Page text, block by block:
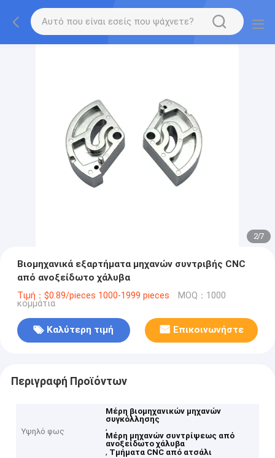
2/7
Βιομηχανικά εξαρτήματα μηχανών συντριβής CNC
από ανοξείδωτο χάλυβα
Τιμή：$0.89/pieces 1000-1999 pieces MOQ：1000
κομμάτια
Καλύτερη τιμή Επικοινωνήστε
Περιγραφή Προϊόντων
Υψηλό φως
Μέρη βιομηχανικών μηχανών
συγκόλλησης
,
Μέρη μηχανών συντρίψεως από
ανοξείδωτο χάλυβα
, Τμήματα CNC από ατσάλι